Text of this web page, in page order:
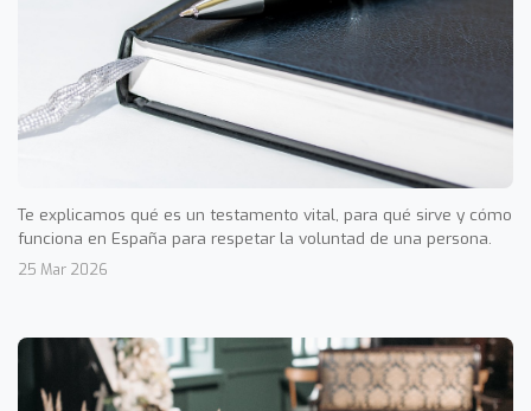
Te explicamos qué es un testamento vital, para qué sirve y cómo
funciona en España para respetar la voluntad de una persona.
25 Mar 2026